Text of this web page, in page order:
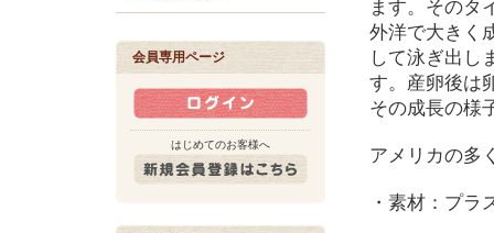
会員専用ページ
はじめてのお客様へ
ます。そのタ
外洋で大きく
して泳ぎ出し
す。産卵後は
その成長の様
アメリカの多
・素材：プラ